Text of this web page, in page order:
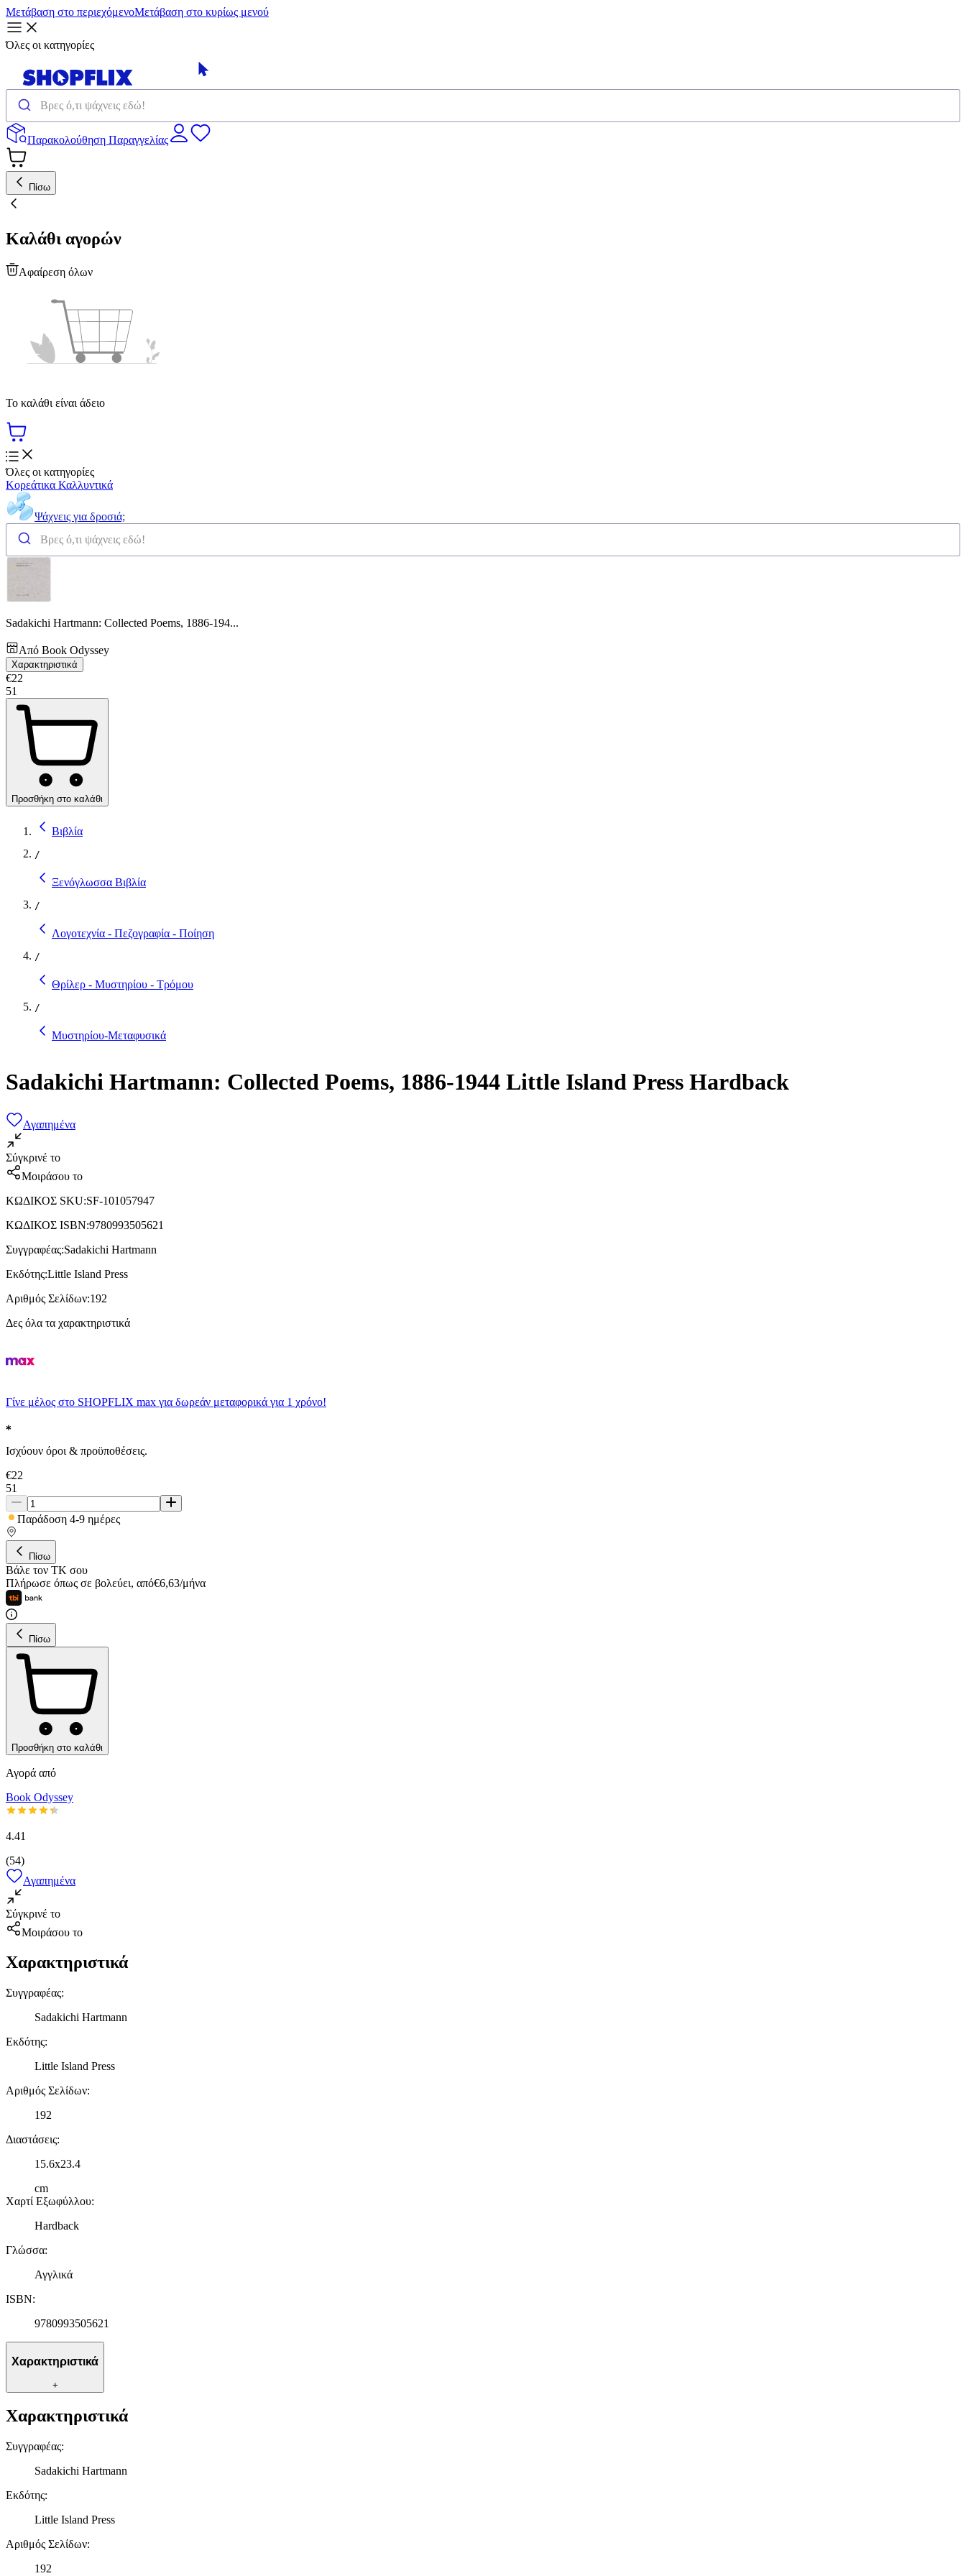
Μετάβαση στο περιεχόμενοΜετάβαση στο κυρίως μενού
Όλες οι κατηγορίες
Παρακολούθηση Παραγγελίας
Πίσω
Καλάθι αγορών
Αφαίρεση όλων
Το καλάθι είναι άδειο
Όλες οι κατηγορίες
Κορεάτικα Καλλυντικά
Ψάχνεις για δροσιά;
Sadakichi Hartmann: Collected Poems, 1886-194...
Από Book Odyssey
Χαρακτηριστικά
€22
51
Προσθήκη στο καλάθι
Βιβλία
/
Ξενόγλωσσα Βιβλία
/
Λογοτεχνία - Πεζογραφία - Ποίηση
/
Θρίλερ - Μυστηρίου - Τρόμου
/
Μυστηρίου-Μεταφυσικά
Sadakichi Hartmann: Collected Poems, 1886-1944 Little Island Press Hardback
Αγαπημένα
Σύγκρινέ το
Μοιράσου το
ΚΩΔΙΚΟΣ SKU:SF-101057947
ΚΩΔΙΚΟΣ ISBN:9780993505621
Συγγραφέας:Sadakichi Hartmann
Εκδότης:Little Island Press
Αριθμός Σελίδων:192
Δες όλα τα χαρακτηριστικά
Γίνε μέλος στο SHOPFLIX max για δωρεάν μεταφορικά για 1 χρόνο!
Ισχύουν όροι & προϋποθέσεις.
€22
51
Παράδοση 4-9 ημέρες
Πίσω
Βάλε τον ΤΚ σου
Πλήρωσε όπως σε βολεύει, από€6,63/μήνα
Πίσω
Προσθήκη στο καλάθι
Αγορά από
Book Odyssey
4.41
(54)
Αγαπημένα
Σύγκρινέ το
Μοιράσου το
Χαρακτηριστικά
Συγγραφέας:
Sadakichi Hartmann
Εκδότης:
Little Island Press
Αριθμός Σελίδων:
192
Διαστάσεις:
15.6x23.4
cm
Χαρτί Εξωφύλλου:
Hardback
Γλώσσα:
Αγγλικά
ISBN:
9780993505621
Χαρακτηριστικά
+
Χαρακτηριστικά
Συγγραφέας:
Sadakichi Hartmann
Εκδότης:
Little Island Press
Αριθμός Σελίδων:
192